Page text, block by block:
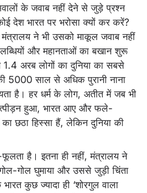
के जवाब नहीं देने से जुड़े प्रश्न
देश भारत पर भरोसा क्यों कर करें?
ने भी उसको माकूल जवाब नहीं
और महानताओं का बखान शुरू
अरब लोगों का दुनिया का सबसे
5000 साल से अधिक पुरानी नाना
है। हर धर्म के लोग, अतीत में जब भी
हुआ, भारत आए और फले-
छठा हिस्सा हैं, लेकिन दुनिया की
है। इतना ही नहीं, मंत्रालय ने
गोल घुमाया और उससे जुड़ी चिंता
कुछ ज्यादा ही ‘शोरगुल वाला